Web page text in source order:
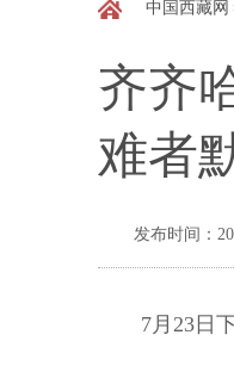
中国西藏网
齐齐
难者
发布时间：
7月23日下